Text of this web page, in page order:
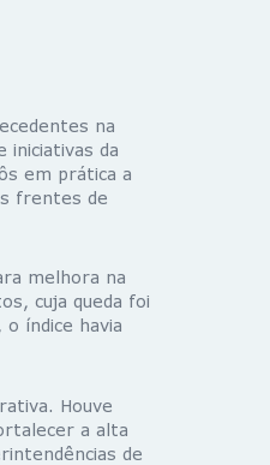
na
iniciativas da
em prática a
frentes de
melhora na
cuja queda foi
índice havia
Houve
a alta
de